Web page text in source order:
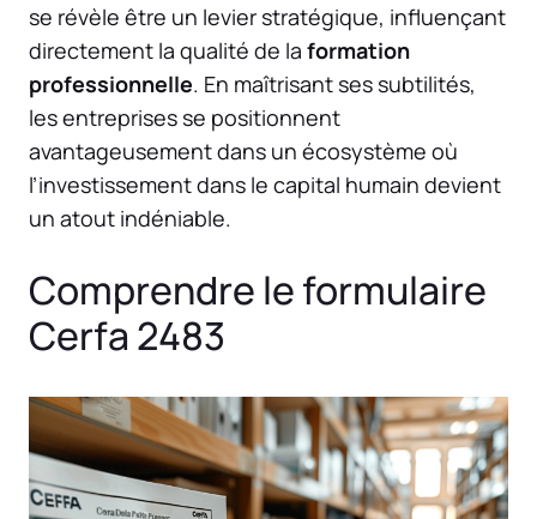
se révèle être un levier stratégique, influençant
directement la qualité de la formation
professionnelle. En maîtrisant ses subtilités,
les entreprises se positionnent
avantageusement dans un écosystème où
l’investissement dans le capital humain devient
un atout indéniable.
Comprendre le formulaire
Cerfa 2483